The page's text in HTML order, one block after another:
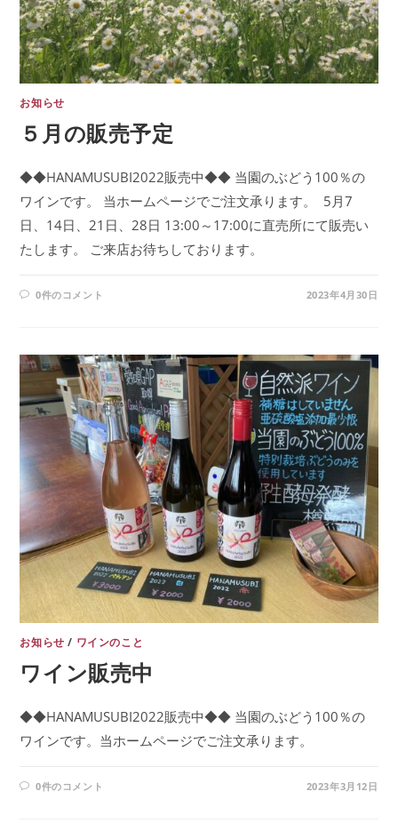
お知らせ
５月の販売予定
◆◆HANAMUSUBI2022販売中◆◆ ​当園のぶどう100％の
ワインです。 ​当ホームページでご注文承ります。 ​ 5月7
日、14日、21日、28日 13:00～17:00に直売所にて販売い
たします。 ​ご来店お待ちしております。
0件のコメント 2023年4月30日
お知らせ / ワインのこと
ワイン販売中
◆◆HANAMUSUBI2022販売中◆◆ ​当園のぶどう100％の
ワインです。当ホームページでご注文承ります。
0件のコメント 2023年3月12日